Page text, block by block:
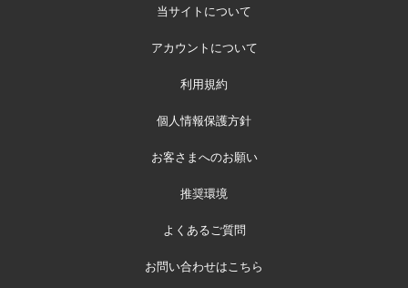
当サイトについて
アカウントについて
利用規約
個人情報保護方針
お客さまへのお願い
推奨環境
よくあるご質問
お問い合わせはこちら